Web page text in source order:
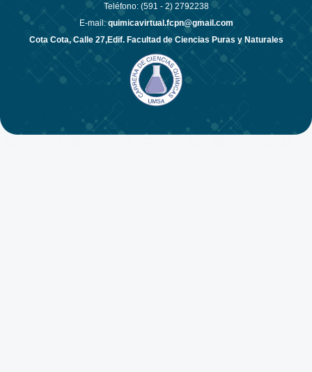
Teléfono: (591 - 2) 2792238
E-mail: quimicavirtual.fcpn@gmail.com
Cota Cota, Calle 27,Edif. Facultad de Ciencias Puras y Naturales